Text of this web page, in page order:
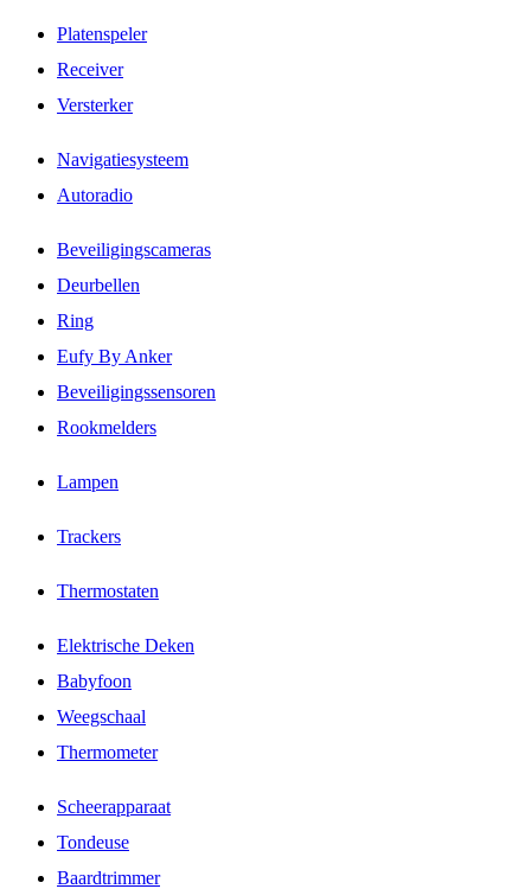
Platenspeler
Receiver
Versterker
Navigatiesysteem
Autoradio
Beveiligingscameras
Deurbellen
Ring
Eufy By Anker
Beveiligingssensoren
Rookmelders
Lampen
Trackers
Thermostaten
Elektrische Deken
Babyfoon
Weegschaal
Thermometer
Scheerapparaat
Tondeuse
Baardtrimmer